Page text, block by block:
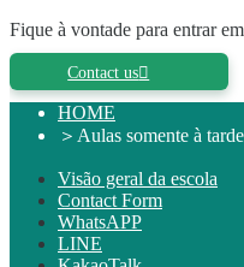
Visão geral do
Nível iniciante
Nível
Nível avançado
Inglês para
Preparação
Aulas particulares
Taxas
Mensalidade
Mensalidades
sejam de
Fique à vontade para entrar
Contact us
HOME
＞ Aulas somente à
Visão geral da escola
Contact Form
WhatsAPP
LINE